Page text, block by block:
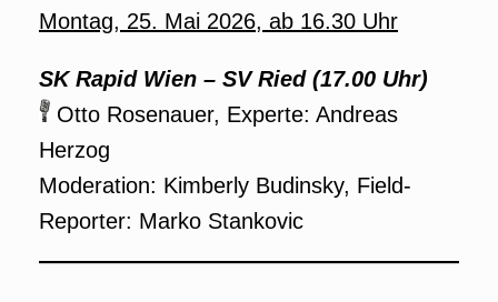
Montag, 25. Mai 2026, ab 16.30 Uhr
SK Rapid Wien – SV Ried (17.00 Uhr)
Otto Rosenauer, Experte: Andreas
Herzog
Moderation: Kimberly Budinsky, Field-
Reporter: Marko Stankovic